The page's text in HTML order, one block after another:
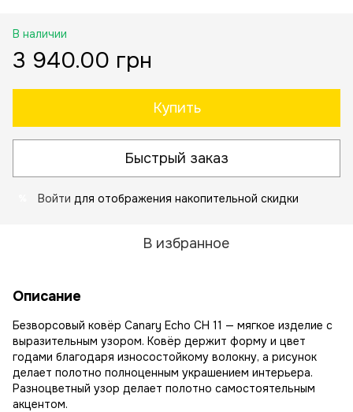
В наличии
3 940.00 грн
Купить
Быстрый заказ
Войти для отображения накопительной скидки
В избранное
Описание
Безворсовый ковёр Canary Echo CH 11 — мягкое изделие с
выразительным узором. Ковёр держит форму и цвет
годами благодаря износостойкому волокну, а рисунок
делает полотно полноценным украшением интерьера.
Разноцветный узор делает полотно самостоятельным
акцентом.